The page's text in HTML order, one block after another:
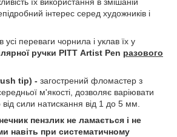
інтерес серед художників і
переваги чорнила і уклав їх у
ручки PITT Artist Pen разового
tip) - загострений фломастер з
м'якості, дозволяє варіювати
від сили натискання від 1 до 5 мм.
пензлик не ламається і не
навіть при систематичному